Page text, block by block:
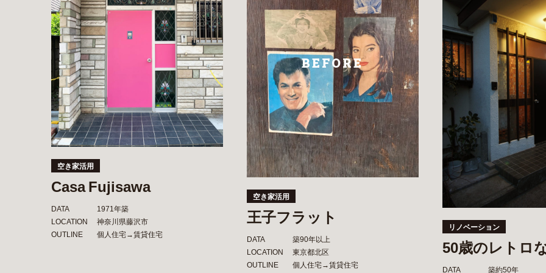
空き家活用
Casa Fujisawa
DATA
1971年築
LOCATION
神奈川県藤沢市
OUTLINE
個人住宅→賃貸住宅
BEFORE
空き家活用
王子フラット
DATA
築90年以上
LOCATION
東京都北区
OUTLINE
個人住宅→賃貸住宅
リノベーション
50歳のレトロ
DATA 築約50年